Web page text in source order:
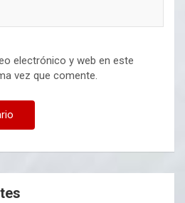
electrónico y web en este
vez que comente.